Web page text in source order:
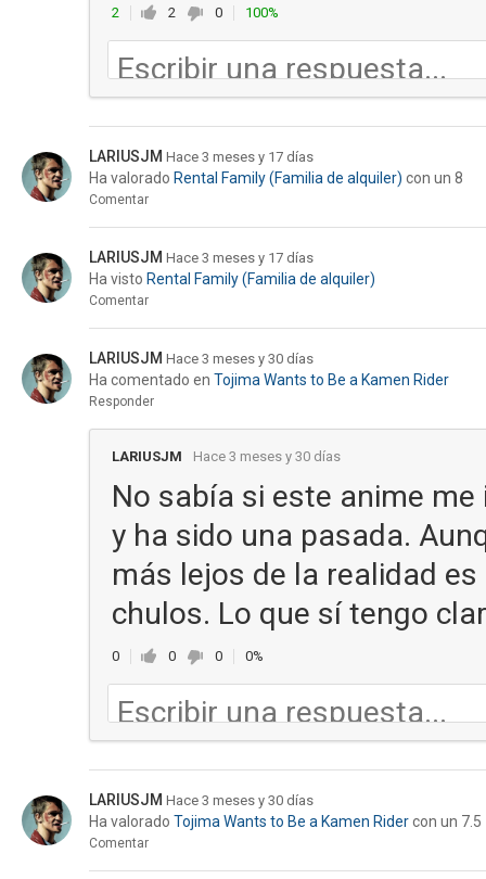
2 2 0 100%
LARIUSJM Hace 3 meses y 17 días
Ha valorado Rental Family (Familia de alquiler) con un 8
Comentar
LARIUSJM Hace 3 meses y 17 días
Ha visto Rental Family (Familia de alquiler)
Comentar
LARIUSJM Hace 3 meses y 30 días
Ha comentado en Tojima Wants to Be a Kamen Rider
Responder
LARIUSJM Hace 3 meses y 30 días
No sabía si este anime
y ha sido una pasada.
más lejos de la realidad
chulos. Lo que sí tengo
0 0 0 0%
LARIUSJM Hace 3 meses y 30 días
Ha valorado Tojima Wants to Be a Kamen Ridercon un 7.5
Comentar